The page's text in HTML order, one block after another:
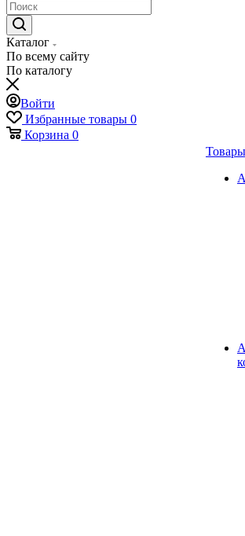
Каталог
По всему сайту
По каталогу
Войти
Избранные товары 0
Корзина 0